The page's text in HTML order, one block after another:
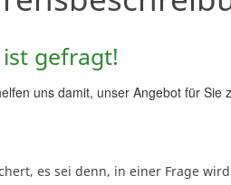
gefragt!
uns damit, unser Angebot für Sie
es sei denn, in einer Frage